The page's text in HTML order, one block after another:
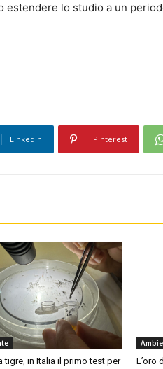
estendere lo studio a un
Linkedin Pinterest
tigre, in Italia il primo test per
L’oro